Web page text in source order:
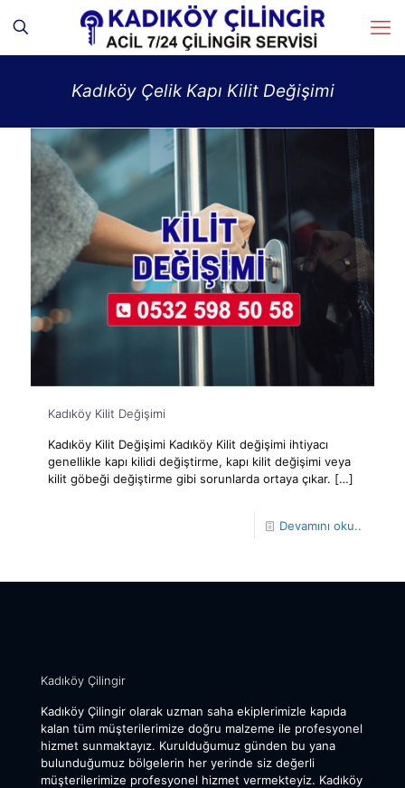
Kadıköy Çelik Kapı Kilit Değişimi
Kadıköy Kilit Değişimi
Kadıköy Kilit Değişimi Kadıköy Kilit değişimi ihtiyacı
genellikle kapı kilidi değiştirme, kapı kilit değişimi veya
kilit göbeği değiştirme gibi sorunlarda ortaya çıkar. […]
Devamını oku..
Kadıköy Çilingir
Kadıköy Çilingir olarak uzman saha ekiplerimizle kapıda
kalan tüm müşterilerimize doğru malzeme ile profesyonel
hizmet sunmaktayız. Kurulduğumuz günden bu yana
bulunduğumuz bölgelerin her yerinde siz değerli
müşterilerimize profesyonel hizmet vermekteyiz. Kadıköy